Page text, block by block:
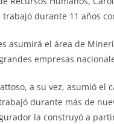
durante 11 años
asumirá el área de
empresas
a su vez, asumió el
durante más de
la construyó a